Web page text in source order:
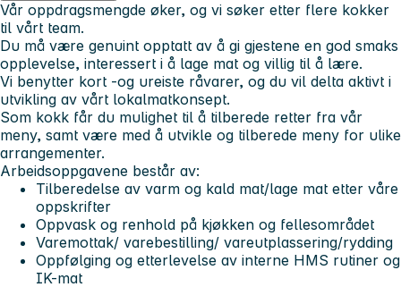
Vår oppdragsmengde øker, og vi søker etter flere kokker
til vårt team.
Du må være genuint opptatt av å gi gjestene en god smaks
opplevelse, interessert i å lage mat og villig til å lære.
Vi benytter kort -og ureiste råvarer, og du vil delta aktivt i
utvikling av vårt lokalmatkonsept.
Som kokk får du mulighet til å tilberede retter fra vår
meny, samt være med å utvikle og tilberede meny for ulike
arrangementer.
Arbeidsoppgavene består av:
Tilberedelse av varm og kald mat/lage mat etter våre
oppskrifter
Oppvask og renhold på kjøkken og fellesområdet
Varemottak/ varebestilling/ vareutplassering/rydding
Oppfølging og etterlevelse av interne HMS rutiner og
IK-mat